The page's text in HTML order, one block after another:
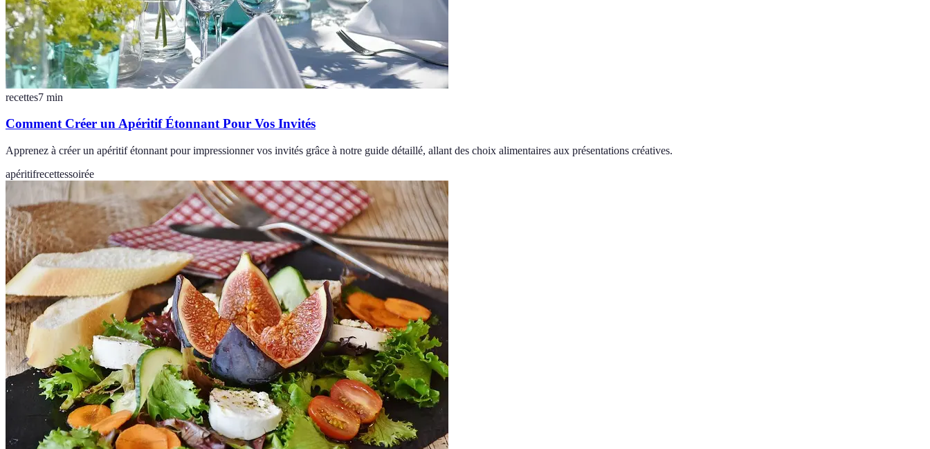
recettes7 min
Comment Créer un Apéritif Étonnant Pour Vos Invités
Apprenez à créer un apéritif étonnant pour impressionner vos invités grâce à notre guide détaillé, allant des choix alimentaires aux présentations créatives.
apéritifrecettessoirée